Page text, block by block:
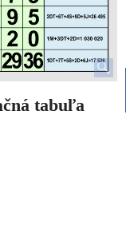
tabuľa